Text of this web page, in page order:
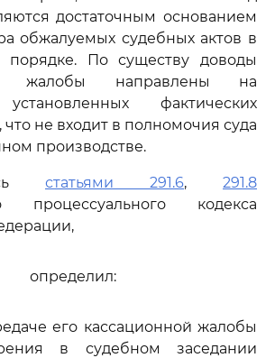
достаточным основанием
обжалуемых судебных актов в
порядке. По существу доводы
жалобы направлены на
фактических
что не входит в полномочия суда
производстве.
статьями 291.6, 291.8
процессуального кодекса
определил:
его кассационной жалобы
в судебном заседании